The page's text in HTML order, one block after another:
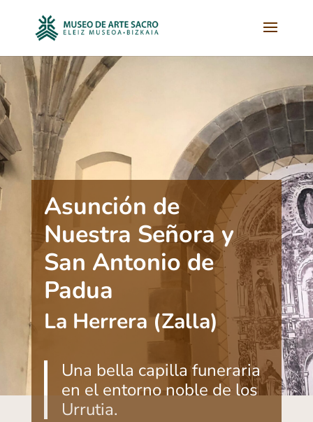
Asunción de
Nuestra Señora y
San Antonio de
Padua
La Herrera (Zalla)
Una bella capilla funeraria
en el entorno noble de los
Urrutia.